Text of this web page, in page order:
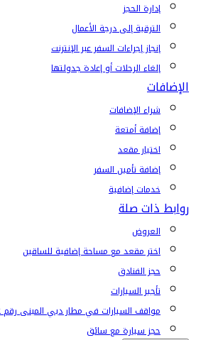
إدارة الحجز
الترقية إلى درجة الأعمال
إنجاز إجراءات السفر عبر الإنترنت
إلغاء الرحلات أو إعادة جدولتها
الإضافات
شراء الإضافات
إضافة أمتعة
اختيار مقعد
إضافة تأمين السفر
خدمات إضافية
روابط ذات صلة
العروض
اختر مقعد مع مساحة إضافية للساقين
حجز الفنادق
تأجير السيارات
مواقف السيارات في مطار دبي المبنى رقم 2
حجز سيارة مع سائق